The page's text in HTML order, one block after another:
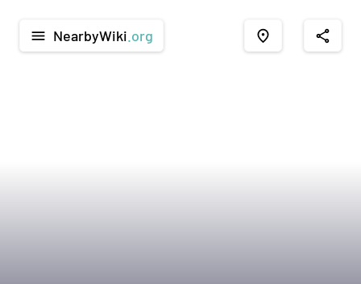
menu NearbyWiki .org place share